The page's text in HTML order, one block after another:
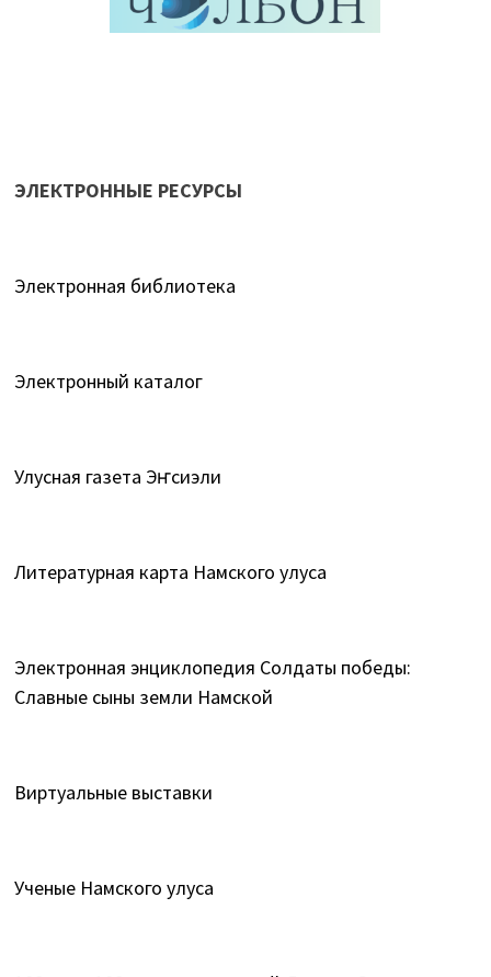
ЭЛЕКТРОННЫЕ РЕСУРСЫ
Электронная библиотека
Электронный каталог
Улусная газета Эҥсиэли
Литературная карта Намского улуса
Электронная энциклопедия Солдаты победы:
Славные сыны земли Намской
Виртуальные выставки
Ученые Намского улуса